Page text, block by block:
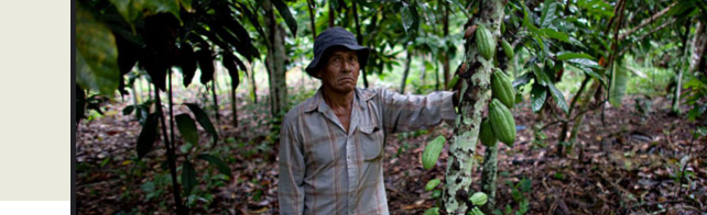
Conflictos y Desastres
Desigualdad Extrema y
Servicios Sociales Básicos
Inequality and Rights in a
Digital Age
Crisis Climática y Alimentaria
en África Oriental
Crisis de Personas Refugiadas
en Sudán del Sur
Crisis de Refugiados Rohinyá
en Bangladesh
#ActuaPorElClima
Erradiquemos el Sufrimiento Humano que
se Oculta tras los Alimentos
¡Basta! Acabemos con las violencias contra
mujeres y niñas
ayuda
a
la
navegación